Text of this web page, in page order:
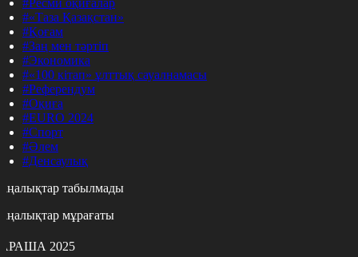
#«Таза Қазақстан»
#Қоғам
#Заң мен тәртіп
#Экономика
#«100 кітап» ұлттық сауалнамасы
#Референдум
#Оқиға
#EURO 2024
#Спорт
#Әлем
#Денсаулық
табылмады
мұрағаты
2025